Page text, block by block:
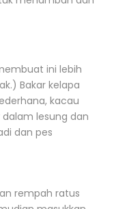
ini lebih
Bakar kelapa
kacau
lesung dan
dan pes
rempah ratus
masukkan